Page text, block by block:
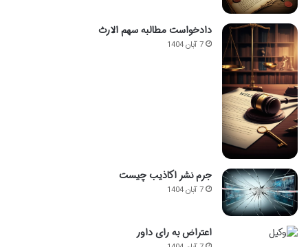
دادخواست مطالبه سهم الارث
7 آبان 1404
جرم نشر اکاذیب چیست
7 آبان 1404
اعتراض به رای داور